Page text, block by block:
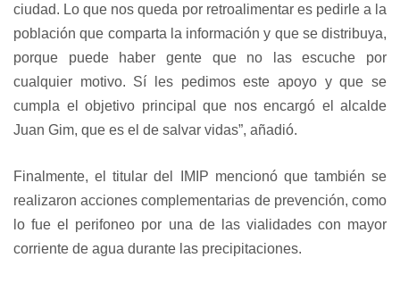
ciudad. Lo que nos queda por retroalimentar es pedirle a la
población que comparta la información y que se distribuya,
porque puede haber gente que no las escuche por
cualquier motivo. Sí les pedimos este apoyo y que se
cumpla el objetivo principal que nos encargó el alcalde
Juan Gim, que es el de salvar vidas”, añadió.
Finalmente, el titular del IMIP mencionó que también se
realizaron acciones complementarias de prevención, como
lo fue el perifoneo por una de las vialidades con mayor
corriente de agua durante las precipitaciones.